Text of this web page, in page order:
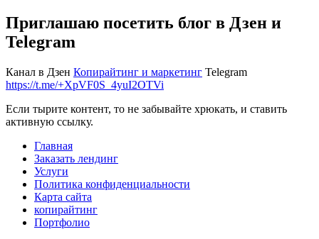
Приглашаю посетить блог в Дзен и
Telegram
Канал в Дзен Копирайтинг и маркетинг Telegram
https://t.me/+XpVF0S_4yuI2OTVi
Если тырите контент, то не забывайте хрюкать, и ставить
активную ссылку.
Главная
Заказать лендинг
Услуги
Политика конфиденциальности
Карта сайта
копирайтинг
Портфолио